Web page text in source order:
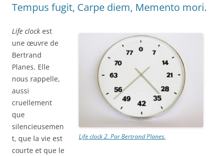
Tempus fugit, Carpe diem, Memento mori.
Life clock 2. Par Bertrand Planes.
Life clock est
une œuvre de
Bertrand
Planes. Elle
nous rappelle,
aussi
cruellement
que
silencieusemen
t, que la vie est
courte et que le